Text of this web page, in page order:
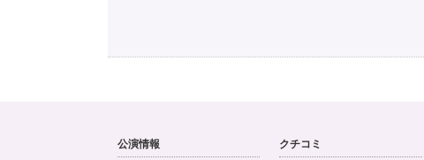
公演情報 クチコミ